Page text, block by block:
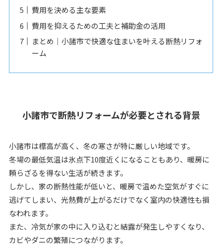
費用を決める主な要素
費用を抑えるための工夫と補助金の活用
まとめ｜小諸市で快適な住まいを叶える断熱リフォ
ーム
小諸市で断熱リフォームが必要とされる背景
小諸市は標高が高く、冬の寒さが特に厳しい地域です。
冬場の最低気温は氷点下10度近くになることもあり、暖房に
頼らざるを得ない生活が続きます。
しかし、家の断熱性能が低いと、暖房で温めた空気がすぐに
逃げてしまい、光熱費が上がるだけでなく室内の快適性も損
なわれます。
また、冷気が家の中に入り込むと結露が発生しやすくなり、
カビやダニの繁殖につながります。